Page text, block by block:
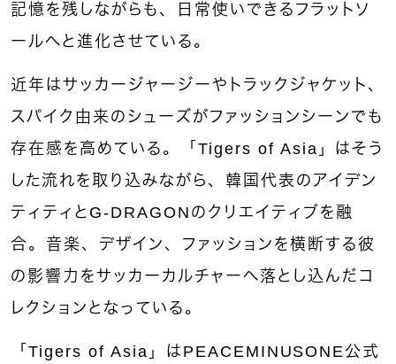
記憶を残しながらも、日常使いできるフラットソ
ールへと進化させている。
近年はサッカージャージーやトラックジャケット、
スパイク由来のシューズがファッションシーンでも
存在感を高めている。「Tigers of Asia」はそう
した流れを取り込みながら、韓国代表のアイデン
ティティとG-DRAGONのクリエイティブを融
合。音楽、デザイン、ファッションを横断する彼
の影響力をサッカーカルチャーへ落とし込んだコ
レクションとなっている。
「Tigers of Asia」はPEACEMINUSONE公式